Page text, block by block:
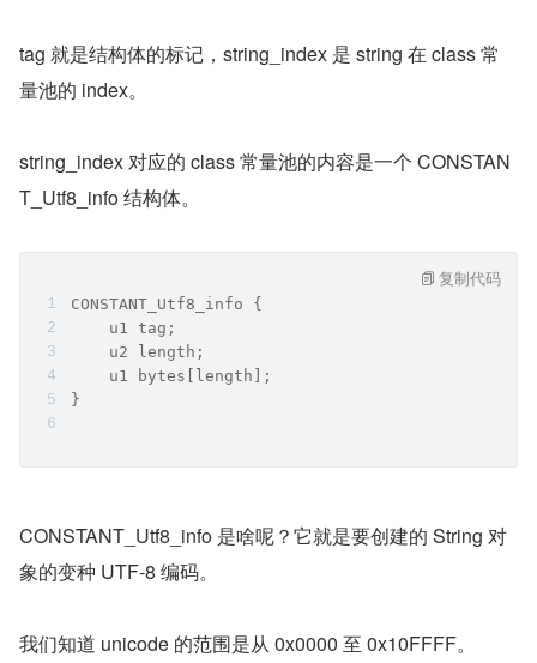
tag 就是结构体的标记，string_index 是 string 在 class 常
量池的 index。
string_index 对应的 class 常量池的内容是一个 CONSTAN
T_Utf8_info 结构体。
CONSTANT_Utf8_info {
    u1 tag;
    u2 length;
    u1 bytes[length];
}
复制代码
CONSTANT_Utf8_info 是啥呢？它就是要创建的 String 对
象的变种 UTF-8 编码。
我们知道 unicode 的范围是从 0x0000 至 0x10FFFF。